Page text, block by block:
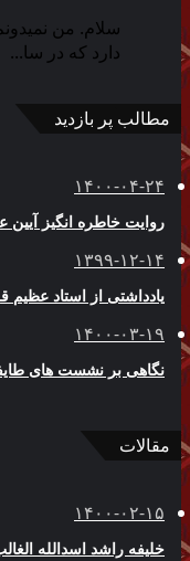
سلام. من
دارد که در سا...
مطالب پر بازدید
۱۴۰۰-۰۴-۲۴
روایت خاطره انگیز آیین
۱۳۹۹-۱۲-۱۴
یادداشتی از استاد عظیم
۱۴۰۰-۰۳-۱۹
نگاهی بر نشست های
مقالات
۱۴۰۰-۰۲-۱۵
خلیفه راشد اسدالله